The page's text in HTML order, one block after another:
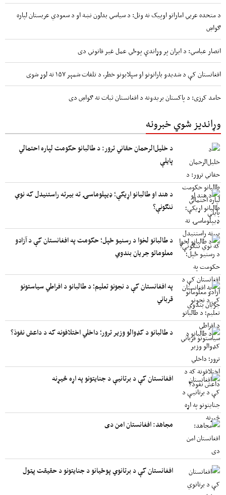
د متحده عربي اماراتو اوپیک نه وتل: د سیاسي بدلون نښه او د سعودي عربستان لپاره
ګواښ
انصار عباسي: د ایران پر وړاندې پوځي عمل غیر قانوني دی
افغانستان کې د شدیدو بارانونو او سېلابونو خطر، د تلفات شمېر ۱۵۷ ته لوړ شوی
حامد کرزی: د پاکستان بریدونه د افغانستان ثبات ته ګواښ دی
وړاندیز شوي خبرونه
د خلیل‌الرحمان حقاني ترور: د طالبانو حکومت لپاره احتمالي
پایلې
د هند او طالبانو اړیکې؛ ډیپلوماسۍ ته بیرته راستنیدل که نوي
ننګونې؟
د طالبانو لخوا د رسنیو ځپل؛ حکومت په افغانستان کې د آزادو
معلوماتو جریان بندوي
په افغانستان کې د نجونو تعلیم؛ د طالبانو د افراطي سیاستونو
قرباني
د طالبانو د کډوالو وزیر ترور؛ داخلي اختلافونه که د داعش نفوذ؟
افغانستان کې د برتانیې د جنایتونو په اړه څیړنه
مجاهد: افغانستان امن دی
افغانستان کې د برتانوي پوځیانو د جنایتونو د حقیقت پټول